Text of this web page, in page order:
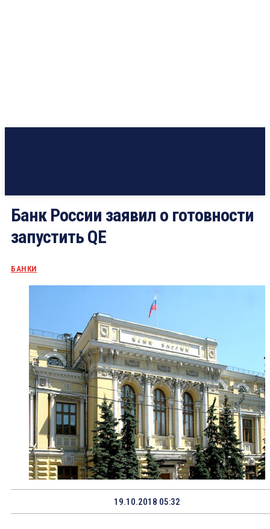
Банк России заявил о готовности
запустить QE
БАНКИ
19.10.2018 05:32